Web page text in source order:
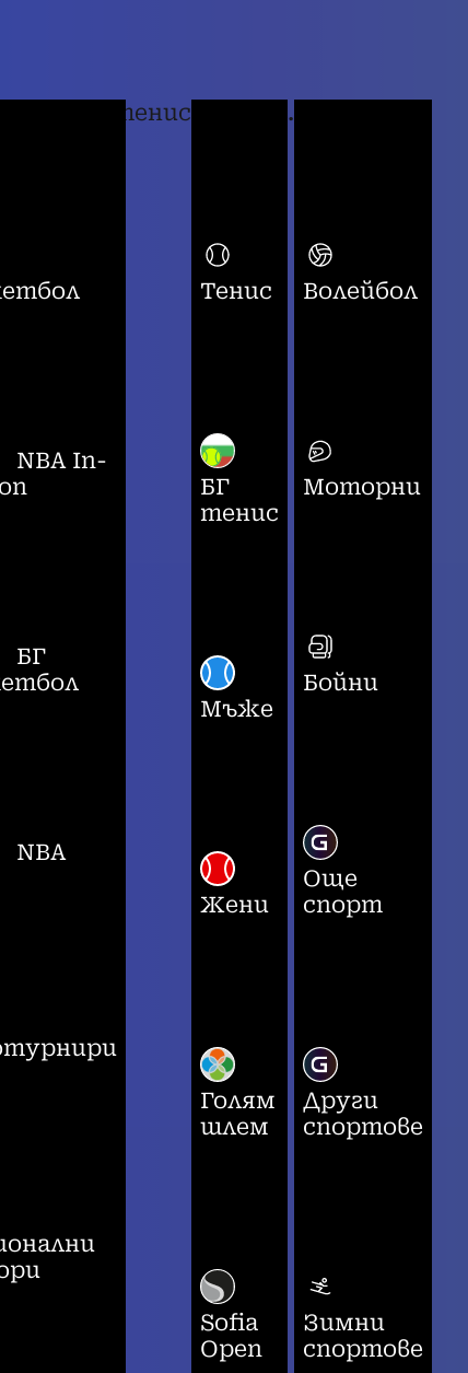
NBA In-
БГ
NBA
тенис
Тенис
БГ
тенис
Мъже
Жени
Голям
шлем
Sofia
Open
...
Волейбол
Моторни
Бойни
Още
спорт
Други
спортове
Зимни
спортове